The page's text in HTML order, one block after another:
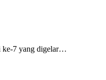
ke-7 yang digelar…